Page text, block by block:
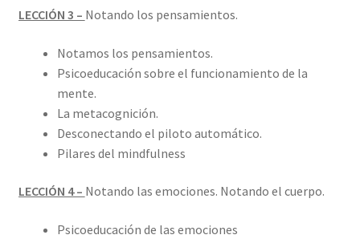
LECCIÓN 3 – Notando los pensamientos.
Notamos los pensamientos.
Psicoeducación sobre el funcionamiento de la
mente.
La metacognición.
Desconectando el piloto automático.
Pilares del mindfulness
LECCIÓN 4 – Notando las emociones. Notando el cuerpo.
Psicoeducación de las emociones